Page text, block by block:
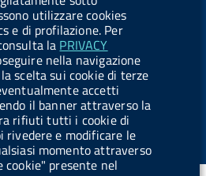
utilizzare cookies
e di profilazione. Per
la PRIVACY
nella navigazione
scelta sui cookie di terze
accetti
il banner attraverso la
rifiuti tutti i cookie di
rivedere e modificare le
momento attraverso
cookie" presente nel
u
t
t
o
n
.
s
p